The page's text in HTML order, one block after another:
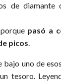
de diamante
pasó a
picos.
bajo uno de
tesoro.